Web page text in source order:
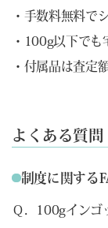
・手数料無料で
・100g以下でも
・付属品は査定
よくある質問
制度に関する
Ｑ．100gインゴ